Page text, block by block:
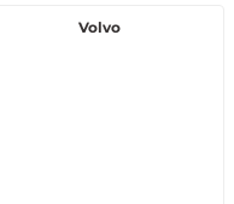
Volvo